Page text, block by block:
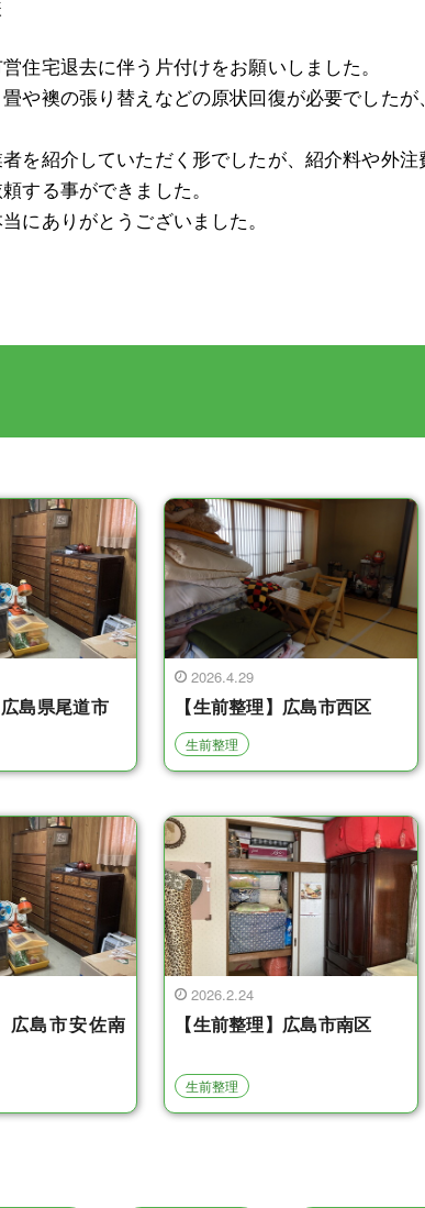
住宅退去に伴う片付けをお願いしました。
や襖の張り替えなどの原状回復が必要でした
を紹介していただく形でしたが、紹介料や外
する事ができました。
にありがとうございました。
広島県尾道市
2026.4.29
【生前整理】広島市西区
生前整理
広島市安佐南
2026.2.24
【生前整理】広島市南区
生前整理